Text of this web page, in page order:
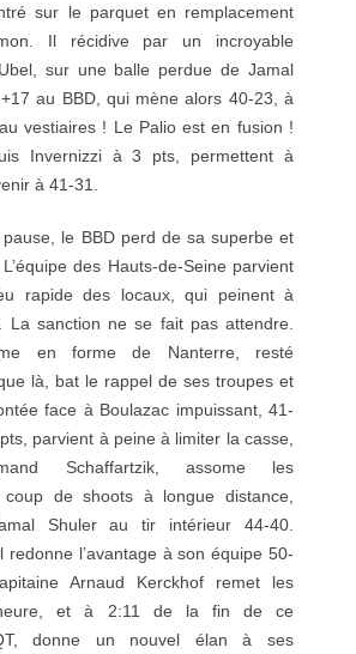
sur le parquet en remplacement
Il récidive par un incroyable
sur une balle perdue de Jamal
au BBD, qui mène alors 40-23, à
vestiaires ! Le Palio est en fusion !
Invernizzi à 3 pts, permettent à
à 41-31.
le BBD perd de sa superbe et
des Hauts-de-Seine parvient
rapide des locaux, qui peinent à
La sanction ne se fait pas attendre.
en forme de Nanterre, resté
là, bat le rappel de ses troupes et
face à Boulazac impuissant, 41-
parvient à peine à limiter la casse,
Schaffartzik, assome les
de shoots à longue distance,
Shuler au tir intérieur 44-40.
redonne l’avantage à son équipe 50-
Arnaud Kerckhof remet les
et à 2:11 de la fin de ce
donne un nouvel élan à ses